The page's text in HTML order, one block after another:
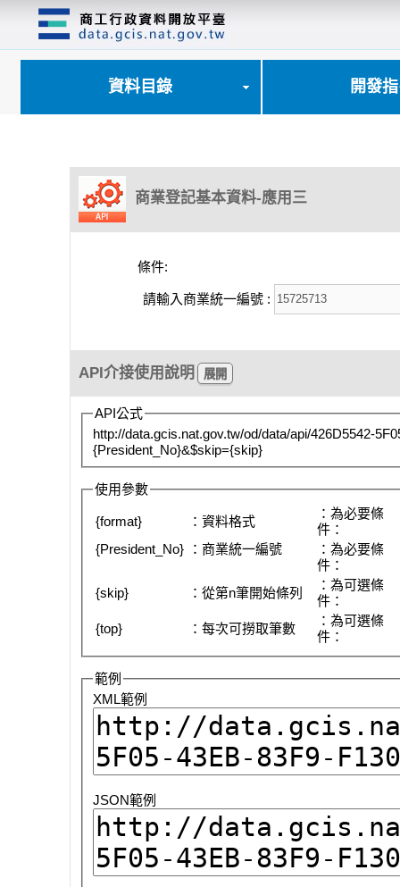
資料目錄 開發
商業登記基本資料-應用三
條件:
請輸入商業統一編號 :
API介接使用說明
API公式
http://data.gcis.nat.gov.tw/od/data/api/426D5542-
{President_No}&$skip={skip}
使用參數
{format} ：資料格式
：為必要條
件：
{President_No}
：商業統一編號
：為必要條
件：
{skip}
：從第n筆開始條列
：為可選條
件：
{top}
：每次可撈取筆數
：為可選條
件：
範例
XML範例
JSON範例